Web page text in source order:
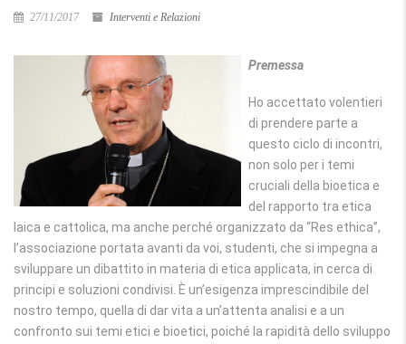
27/11/2017 Interventi e Relazioni
Premessa
Ho accettato volentieri
di prendere parte a
questo ciclo di incontri,
non solo per i temi
cruciali della bioetica e
del rapporto tra etica
laica e cattolica, ma anche perché organizzato da “Res ethica”,
l’associazione portata avanti da voi, studenti, che si impegna a
sviluppare un dibattito in materia di etica applicata, in cerca di
principi e soluzioni condivisi. È un’esigenza imprescindibile del
nostro tempo, quella di dar vita a un’attenta analisi e a un
confronto sui temi etici e bioetici, poiché la rapidità dello sviluppo